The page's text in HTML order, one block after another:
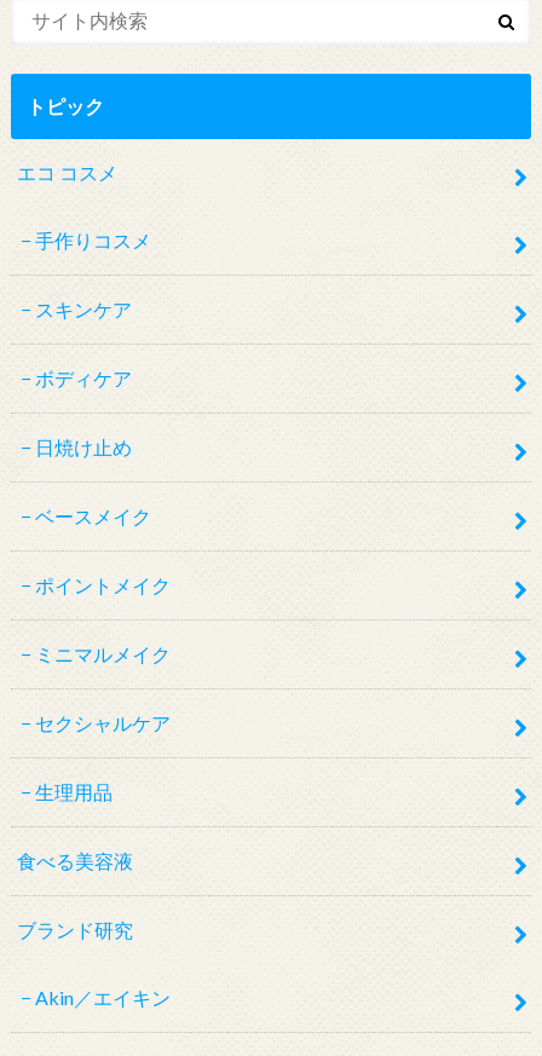
トピック
エコ コスメ
手作りコスメ
スキンケア
ボディケア
日焼け止め
ベースメイク
ポイントメイク
ミニマルメイク
セクシャルケア
生理用品
食べる美容液
ブランド研究
Akin／エイキン